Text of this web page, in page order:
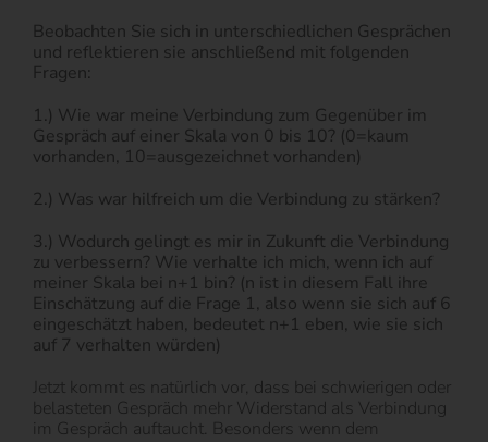
Beobachten Sie sich in unterschiedlichen Gesprächen
und reflektieren sie anschließend mit folgenden
Fragen:
1.) Wie war meine Verbindung zum Gegenüber im
Gespräch auf einer Skala von 0 bis 10? (0=kaum
vorhanden, 10=ausgezeichnet vorhanden)
2.) Was war hilfreich um die Verbindung zu stärken?
3.) Wodurch gelingt es mir in Zukunft die Verbindung
zu verbessern? Wie verhalte ich mich, wenn ich auf
meiner Skala bei n+1 bin? (n ist in diesem Fall ihre
Einschätzung auf die Frage 1, also wenn sie sich auf 6
eingeschätzt haben, bedeutet n+1 eben, wie sie sich
auf 7 verhalten würden)
Jetzt kommt es natürlich vor, dass bei schwierigen oder
belasteten Gespräch mehr Widerstand als Verbindung
im Gespräch auftaucht. Besonders wenn dem